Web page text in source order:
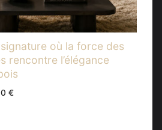
où la force des
rencontre l’élégance
€Plage